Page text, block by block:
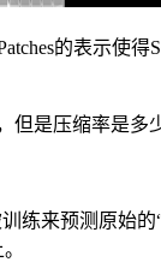
的表示使
但是压缩率是
来预测原始